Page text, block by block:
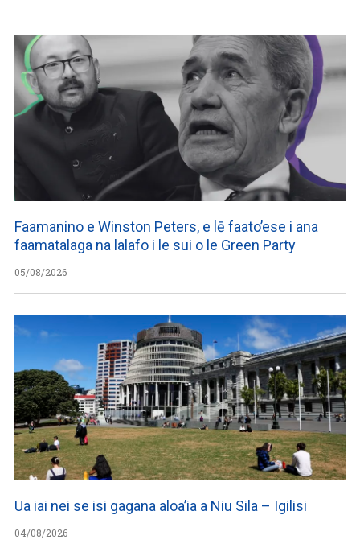
Faamanino e Winston Peters, e lē faato’ese i ana
faamatalaga na lalafo i le sui o le Green Party
05/08/2026
Ua iai nei se isi gagana aloa’ia a Niu Sila – Igilisi
04/08/2026